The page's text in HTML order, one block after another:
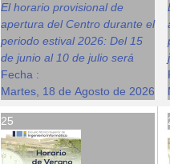
El horario provisional de
apertura del Centro durante el
periodo estival 2026: Del 15
de junio al 10 de julio será
Fecha :
Martes, 18 de Agosto de 2026
25